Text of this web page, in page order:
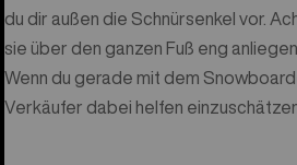
du dir außen die Schnürsenkel vor.
sie über den ganzen Fuß eng
Wenn du gerade mit dem
Verkäufer dabei helfen